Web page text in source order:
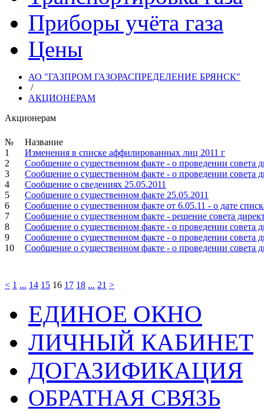
Приборы учёта газа
Цены
АО "ГАЗПРОМ ГАЗОРАСПРЕДЕЛЕНИЕ БРЯНСК"
/
АКЦИОНЕРАМ
Акционерам
№
Название
1
Изменения в списке аффилированных лиц 2011 г
2
Сообщение о существенном факте - о проведении совета
3
Сообщение о существенном факте - о проведении совета
4
Сообщение о сведениях 25.05.2011
5
Сообщение о существенном факте 25.05.2011
6
Сообщение о существенном факте от 6.05.11 - о дате
7
Сообщение о существенном факте - решение совета
8
Сообщение о существенном факте - о проведении совета
9
Сообщение о существенном факте - о проведении совета
10
Сообщение о существенном факте - о проведении совета
< 1 ... 14 15 16 17 18 ... 21 >
ЕДИНОЕ ОКНО
ЛИЧНЫЙ КАБИНЕТ
ДОГАЗИФИКАЦИЯ
ОБРАТНАЯ СВЯЗЬ